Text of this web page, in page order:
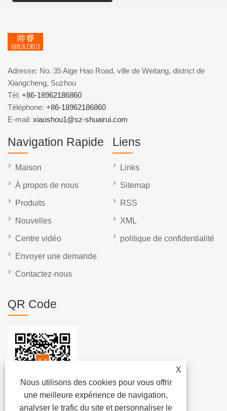
X
Nous utilisons des cookies pour vous offrir
une meilleure expérience de navigation,
analyser le trafic du site et personnaliser le
Adresse: No. 35 Aige Hao Road, ville de Weitang, district de
Xiangcheng, Suzhou
Tél: +86-18962186860
Téléphone: +86-18962186860
E-mail: xiaoshou1@sz-shuairui.com
Navigation Rapide
Maison
À propos de nous
Produits
Nouvelles
Centre vidéo
Envoyer une demande
Contactez-nous
Liens
Links
Sitemap
RSS
XML
politique de confidentialité
QR Code